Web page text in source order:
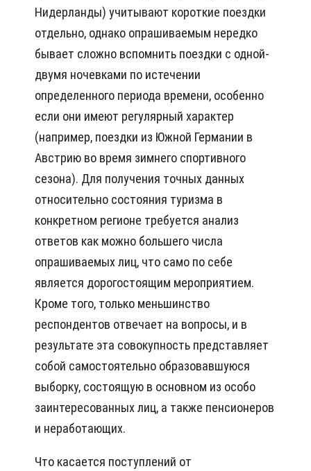
Нидерланды) учитывают короткие поездки
отдельно, однако опрашиваемым нередко
бывает сложно вспомнить поездки с одной-
двумя ночевками по истечении
определенного периода времени, особенно
если они имеют регулярный характер
(например, поездки из Южной Германии в
Австрию во время зимнего спортивного
сезона). Для получения точных данных
относительно состояния туризма в
конкретном регионе требуется анализ
ответов как можно большего числа
опрашиваемых лиц, что само по себе
является дорогостоящим мероприятием.
Кроме того, только меньшинство
респондентов отвечает на вопросы, и в
результате эта совокупность представляет
собой самостоятельно образовавшуюся
выборку, состоящую в основном из особо
заинтересованных лиц, а также пенсионеров
и неработающих.
Что касается поступлений от